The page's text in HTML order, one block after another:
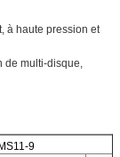
à haute pression et
de multi-disque,
9